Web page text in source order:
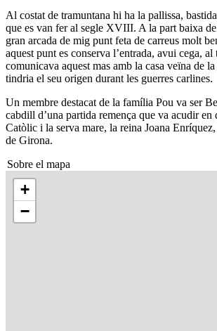
Al costat de tramuntana hi ha la pallissa,
que es van fer al segle XVIII. A la part baixa
gran arcada de mig punt feta de carreus molt
aquest punt es conserva l’entrada, avui cega, al
comunicava aquest mas amb la casa veïna de
tindria el seu origen durant les guerres carlines.
Un membre destacat de la família Pou va ser
cabdill d’una partida remença que va acudir en
Catòlic i la serva mare, la reina Joana
de Girona.
Sobre el mapa
+
−